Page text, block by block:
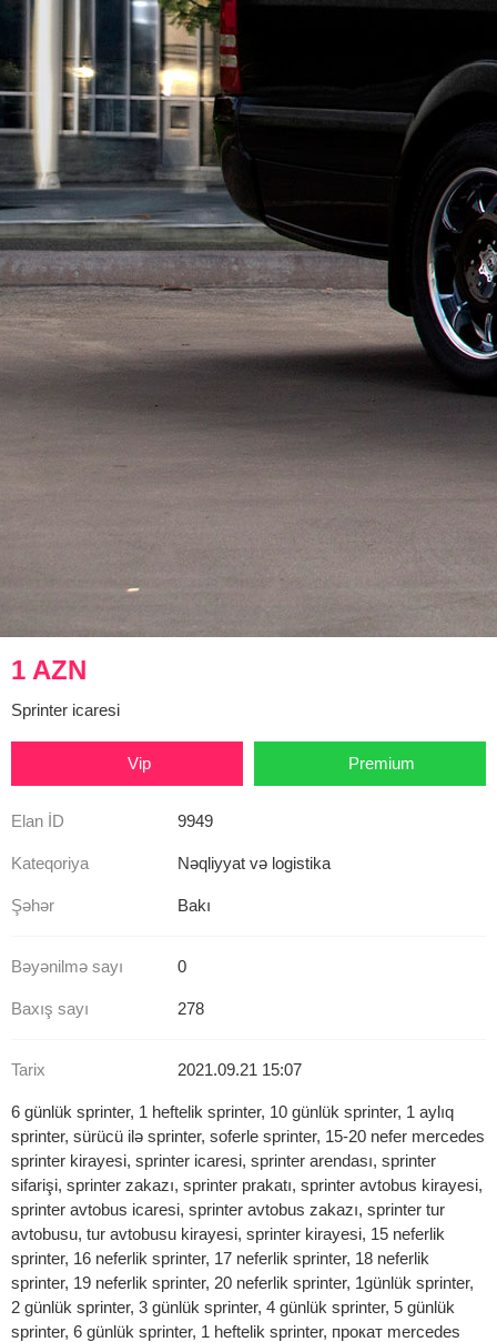
1 AZN
Sprinter icaresi
Vip Premium
Elan İD 9949
Kateqoriya Nəqliyyat və logistika
Şəhər Bakı
Bəyənilmə sayı 0
Baxış sayı 278
Tarix 2021.09.21 15:07
6 günlük sprinter, 1 heftelik sprinter, 10 günlük sprinter, 1 aylıq
sprinter, sürücü ilə sprinter, soferle sprinter, 15-20 nefer mercedes
sprinter kirayesi, sprinter icaresi, sprinter arendası, sprinter
sifarişi, sprinter zakazı, sprinter prakatı, sprinter avtobus kirayesi,
sprinter avtobus icaresi, sprinter avtobus zakazı, sprinter tur
avtobusu, tur avtobusu kirayesi, sprinter kirayesi, 15 neferlik
sprinter, 16 neferlik sprinter, 17 neferlik sprinter, 18 neferlik
sprinter, 19 neferlik sprinter, 20 neferlik sprinter, 1günlük sprinter,
2 günlük sprinter, 3 günlük sprinter, 4 günlük sprinter, 5 günlük
sprinter, 6 günlük sprinter, 1 heftelik sprinter, прокат mercedes